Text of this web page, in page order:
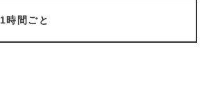
1時間ごと